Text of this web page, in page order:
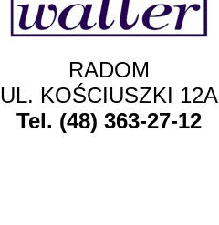
RADOM
UL. KOŚCIUSZKI 12A
Tel. (48) 363-27-12